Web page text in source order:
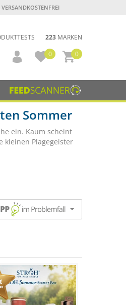
223 MARKEN
0
0
Sommer
ein. Kaum scheint
kleinen Plagegeister